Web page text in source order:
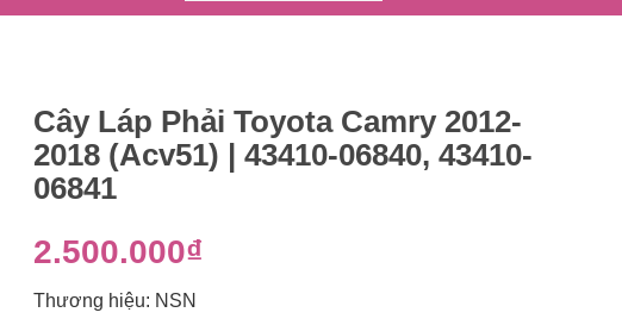
Cây Láp Phải Toyota Camry 2012-
2018 (Acv51) | 43410-06840, 43410-
06841
2.500.000₫
Thương hiệu: NSN